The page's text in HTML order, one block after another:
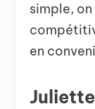
simple,
en